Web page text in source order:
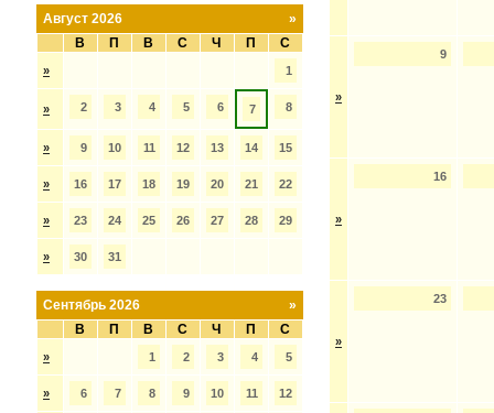
»
Август 2026
В
П В С Ч П С
» 1
» 2 3 4 5 6 7 8
» 9 10 11 12 13 14 15
» 16 17 18 19 20 21 22
» 23 24 25 26 27 28 29
» 30 31
»
Сентябрь 2026
В
П В С Ч П С
» 1 2 3 4 5
» 6 7 8 9 10 11 12
»
9
»
16
»
23